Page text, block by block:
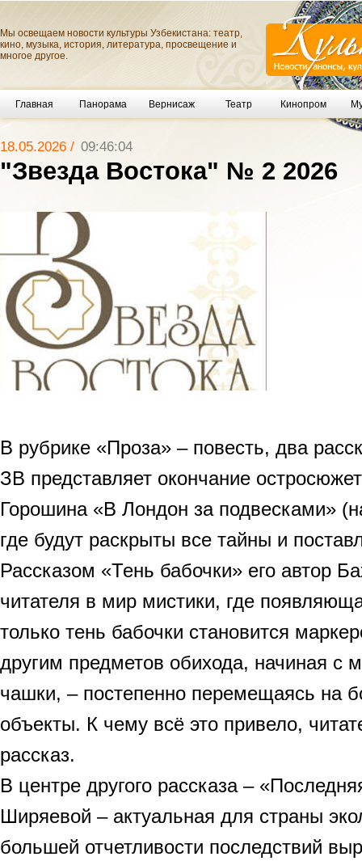
Мы освещаем новости культуры Узбекистана: театр,
кино, музыка, история, литература, просвещение и
многое другое.
Главная Панорама Вернисаж Театр Кинопром
18.05.2026 / 09:46:04
"Звезда Востока" № 2 2026
В рубрике «Проза» – повесть, два
ЗВ представляет окончание
Горошина «В Лондон за подвесками»
где будут раскрыты все тайны и
Рассказом «Тень бабочки» его автор
читателя в мир мистики, где
только тень бабочки становится
другим предметов обихода, начиная с
чашки, – постепенно перемещаясь на
объекты. К чему всё это привело,
рассказ.
В центре другого рассказа –
Ширяевой – актуальная для страны
большей отчетливости последствий